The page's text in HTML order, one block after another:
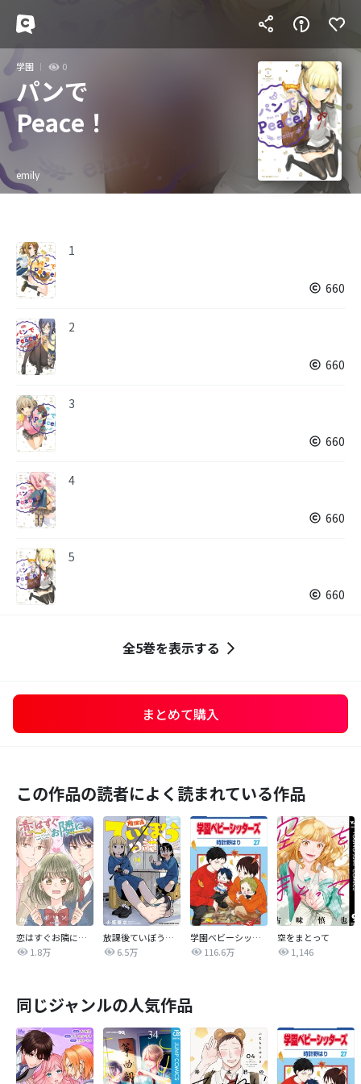
学園 0
パンで
Peace！
emily
1
660
2
660
3
660
4
660
5
660
全5巻を表示する
まとめて購入
この作品の読者によく読まれている作品
恋はすぐお隣に【タテヨミ】
1.8万
放課後ていぼう日誌
6.5万
学園ベビーシッターズ
116.6万
空をまとって
1,146
同じジャンルの人気作品